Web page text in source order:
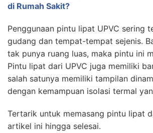
di Rumah Sakit?
Penggunaan pintu lipat UPVC sering
gudang dan tempat-tempat sejenis.
tak punya ruang luas, maka pintu ini
Pintu lipat dari UPVC juga memiliki
salah satunya memiliki tampilan
dengan kemampuan isolasi termal
Tertarik untuk memasang pintu lipat
artikel ini hingga selesai.